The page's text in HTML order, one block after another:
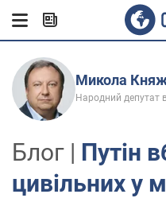
Микола
Народний депутат
Блог | Путін
цивільних у